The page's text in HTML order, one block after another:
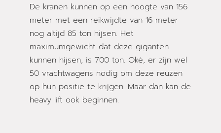
De kranen kunnen op een hoogte van 156
meter met een reikwijdte van 16 meter
nog altijd 85 ton hijsen. Het
maximumgewicht dat deze giganten
kunnen hijsen, is 700 ton. Oké, er zijn wel
50 vrachtwagens nodig om deze reuzen
op hun positie te krijgen. Maar dan kan de
heavy lift ook beginnen.